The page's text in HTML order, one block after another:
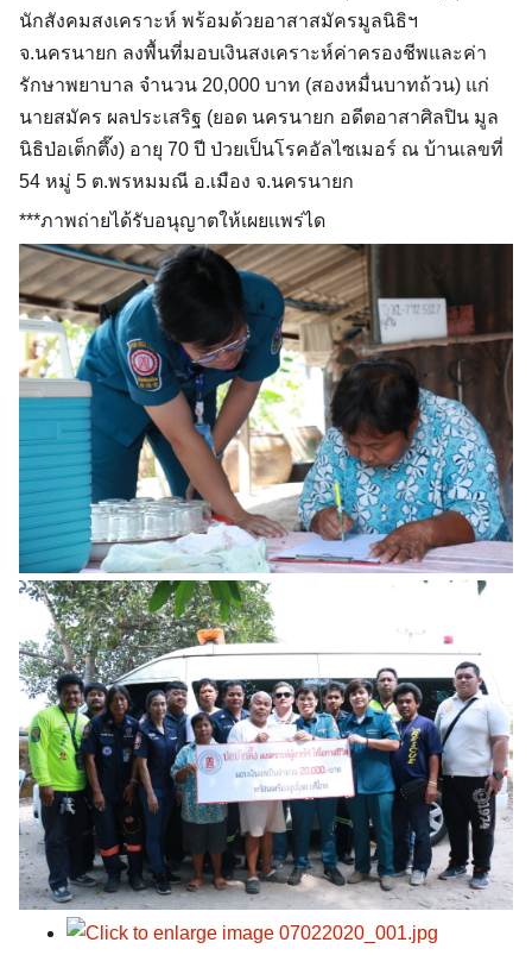
นักสังคมสงเคราะห์ พร้อมด้วยอาสาสมัครมูลนิธิฯ
จ.นครนายก ลงพื้นที่มอบเงินสงเคราะห์ค่าครองชีพและค่า
รักษาพยาบาล จำนวน 20,000 บาท (สองหมื่นบาทถ้วน) แก่
นายสมัคร ผลประเสริฐ (ยอด นครนายก อดีตอาสาศิลปิน มูล
นิธิป่อเต็กตึ๊ง) อายุ 70 ปี ป่วยเป็นโรคอัลไซเมอร์ ณ บ้านเลขที่
54 หมู่ 5 ต.พรหมมณี อ.เมือง จ.นครนายก
***ภาพถ่ายได้รับอนุญาตให้เผยเเพร่ได